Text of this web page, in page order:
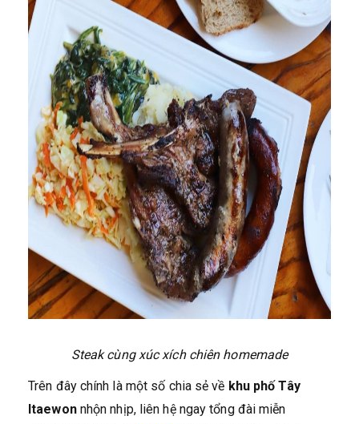
Steak cùng xúc xích chiên homemade
Trên đây chính là một số chia sẻ về khu phố Tây
Itaewonnhộn nhịp, liên hệ ngay tổng đài miễn